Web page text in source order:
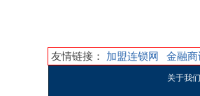
友情链接： 加盟连锁网 金融商
关于我们